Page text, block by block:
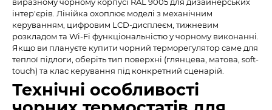
інтер'єрів. Лінійка охоплює моделі з механічним
керуванням, цифровим LCD-дисплеєм, тижневим
розкладом та Wi-Fi функціональністю у чорному виконанні.
Якщо ви плануєте купити чорний терморегулятор саме для
теплої підлоги, оберіть тип поверхні (глянцева, матова, soft-
touch) та клас керування під конкретний сценарій.
Технічні особливості